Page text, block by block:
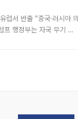
서 반출 “중국·러시아 의
프 행정부는 자국 무기 공